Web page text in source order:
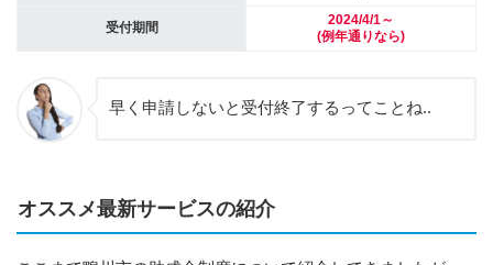
受付期間
2024/4/1～
(例年通りなら)
早く申請しないと受付終了するってことね..
オススメ最新サービスの紹介